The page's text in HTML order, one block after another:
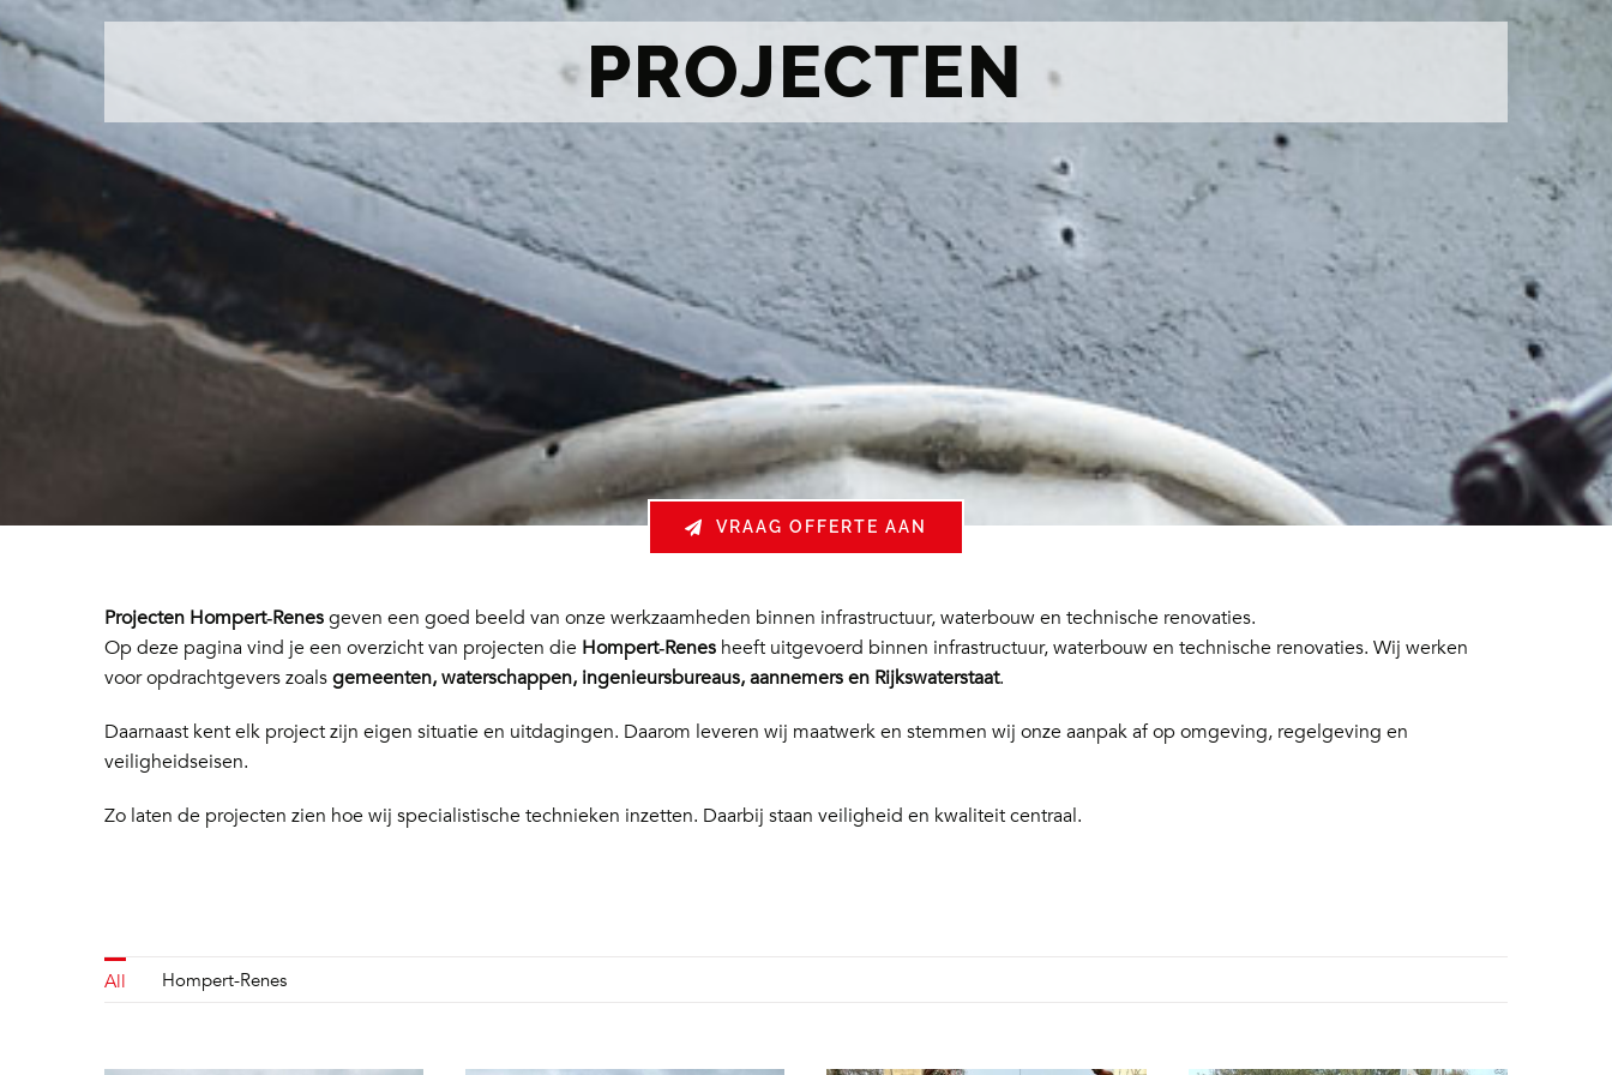
PROJECTEN
VRAAG OFFERTE AAN
Projecten Hompert‑Renesgeven een goed beeld van onze werkzaamheden binnen infrastructuur, waterbouw en technische renovaties.
Op deze pagina vind je een overzicht van projecten die Hompert‑Renesheeft uitgevoerd binnen infrastructuur, waterbouw en technische renovaties. Wij werken
voor opdrachtgevers zoalsgemeenten, waterschappen, ingenieursbureaus, aannemers en Rijkswaterstaat.
Daarnaast kent elk project zijn eigen situatie en uitdagingen. Daarom leveren wij maatwerk en stemmen wij onze aanpak af op omgeving, regelgeving en
veiligheidseisen.
Zo laten de projecten zien hoe wij specialistische technieken inzetten. Daarbij staan veiligheid en kwaliteit centraal.
All Hompert-Renes